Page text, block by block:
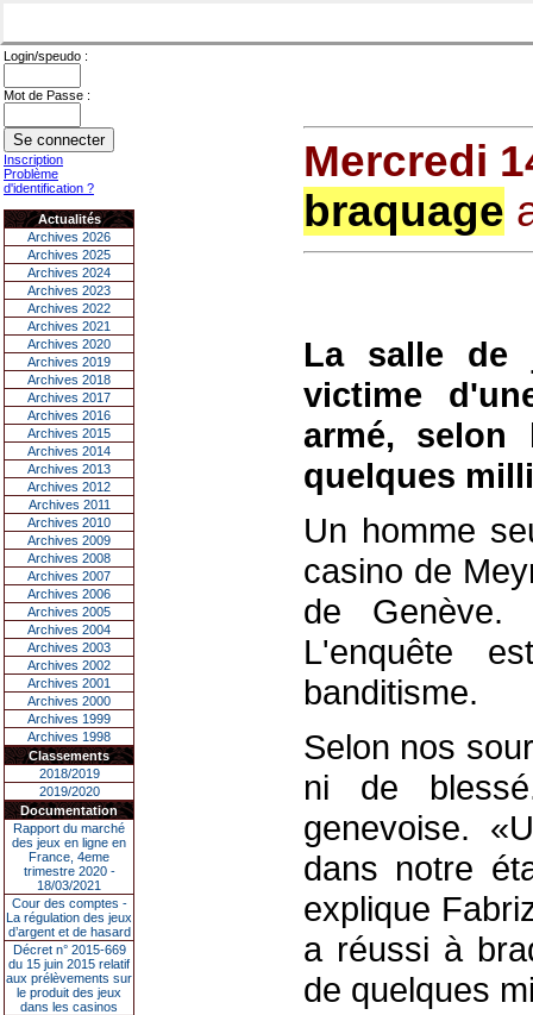
Login/speudo :
Mot de Passe :
Inscription
Problème
d'identification ?
Actualités
Archives 2026
Archives 2025
Archives 2024
Archives 2023
Archives 2022
Archives 2021
Archives 2020
Archives 2019
Archives 2018
Archives 2017
Archives 2016
Archives 2015
Archives 2014
Archives 2013
Archives 2012
Archives 2011
Archives 2010
Archives 2009
Archives 2008
Archives 2007
Archives 2006
Archives 2005
Archives 2004
Archives 2003
Archives 2002
Archives 2001
Archives 2000
Archives 1999
Archives 1998
Classements
2018/2019
2019/2020
Documentation
Rapport du marché
des jeux en ligne en
France, 4eme
trimestre 2020 -
18/03/2021
Cour des comptes -
La régulation des jeux
d’argent et de hasard
Décret n° 2015-669
du 15 juin 2015 relatif
aux prélèvements sur
le produit des jeux
dans les casinos
Mercredi
braquage
La salle de
victime
armé, selon
quelques
Un homme
casino de
de
L'enquête
banditisme.
Selon nos
ni de
genevoise.
dans notre
explique
a réussi à
de quelques